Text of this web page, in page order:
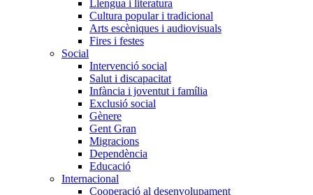
Llengua i literatura
Cultura popular i tradicional
Arts escèniques i audiovisuals
Fires i festes
Social
Intervenció social
Salut i discapacitat
Infància i joventut i família
Exclusió social
Gènere
Gent Gran
Migracions
Dependència
Educació
Internacional
Cooperació al desenvolupament